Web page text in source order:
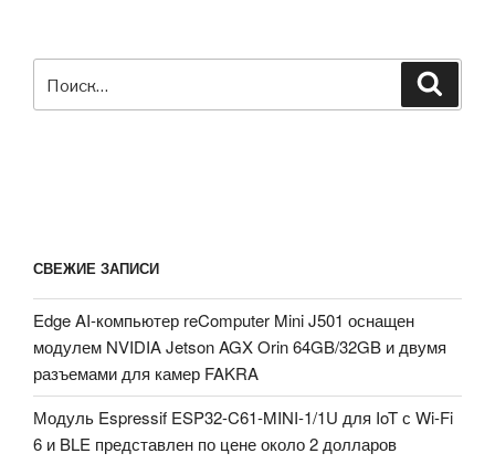
Raspberry
4
СВЕЖИЕ ЗАПИСИ
Edge AI-компьютер reComputer Mini J501 оснащен
модулем NVIDIA Jetson AGX Orin 64GB/32GB и двумя
разъемами для камер FAKRA
Модуль Espressif ESP32-C61-MINI-1/1U для IoT с Wi-Fi
6 и BLE представлен по цене около 2 долларов